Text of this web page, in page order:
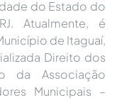
do Estado do
Atualmente, é
de Itaguaí,
Direito dos
da Associação
Municipais –